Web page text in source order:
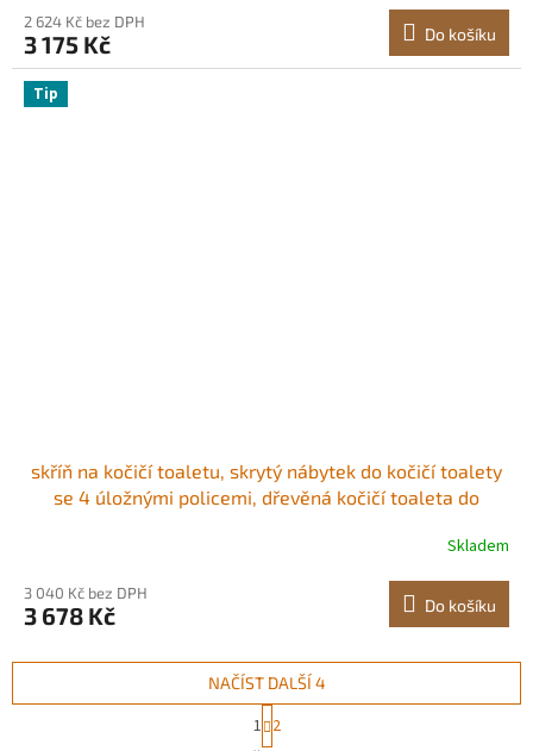
2 624 Kč bez DPH
3 175 Kč Do košíku
Tip
skříň na kočičí toaletu, skrytý nábytek do kočičí toalety
se 4 úložnými policemi, dřevěná kočičí toaleta do
pro většinu kočičích toalet, 86,5 cm D x 49,3 cm Š x
Skladem
3 040 Kč bez DPH
3 678 Kč Do košíku
NAČÍST DALŠÍ 4
t
1 2